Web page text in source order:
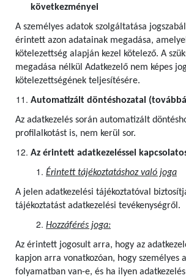
következményei
A személyes adatok szolgáltatása
érintett azon adatainak megadása,
kötelezettség alapján kezel kötelező. A
megadása nélkül Adatkezelő nem képes
kötelezettségének teljesítésére.
Automatizált döntéshozatal
Az adatkezelés során automatizált
profilalkotást is, nem kerül sor.
Az érintett adatkezeléssel
Érintett tájékoztatáshoz való joga
A jelen adatkezelési tájékoztatóval
tájékoztatást adatkezelési tevékenységről.
Hozzáférés joga:
Az érintett jogosult arra, hogy az
kapjon arra vonatkozóan, hogy személyes
folyamatban van-e, és ha ilyen